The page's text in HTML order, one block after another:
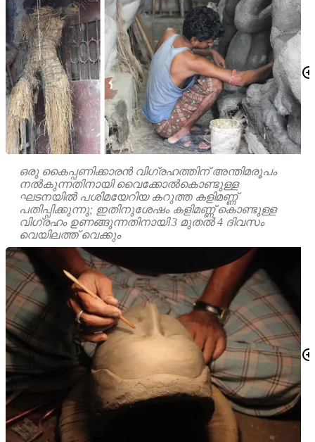
ഒരു കൈപ്പണിക്കാരൻ വിഗ്രഹത്തിന് അന്തിമരൂപം
നൽകുന്നതിനായി വൈക്കോൽകൊണ്ടുള്ള
ഘടനയിൽ പശിമയേറിയ കറുത്ത കളിമണ്ണ്
പതിപ്പിക്കുന്നു; ഇതിനുശേഷം കളിമണ്ണ് കൊണ്ടുള്ള
വിഗ്രഹം ഉണങ്ങുന്നതിനായി 3 മുതൽ 4 ദിവസം
വെയിലത്ത് വെക്കും